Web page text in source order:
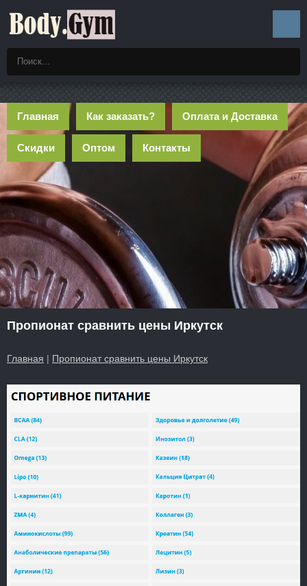
Главная Как заказать? Оплата и Доставка
Скидки Оптом Контакты
Пропионат сравнить цены Иркутск
Главная | Пропионат сравнить цены Иркутск